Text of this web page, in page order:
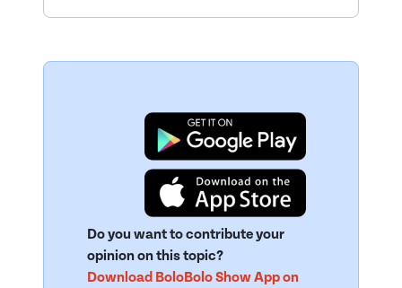
Do you want to contribute your
opinion on this topic?
Download BoloBolo Show App on